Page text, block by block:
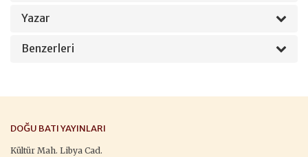
Yazar
Benzerleri
DOĞU BATI YAYINLARI
Kültür Mah. Libya Cad.